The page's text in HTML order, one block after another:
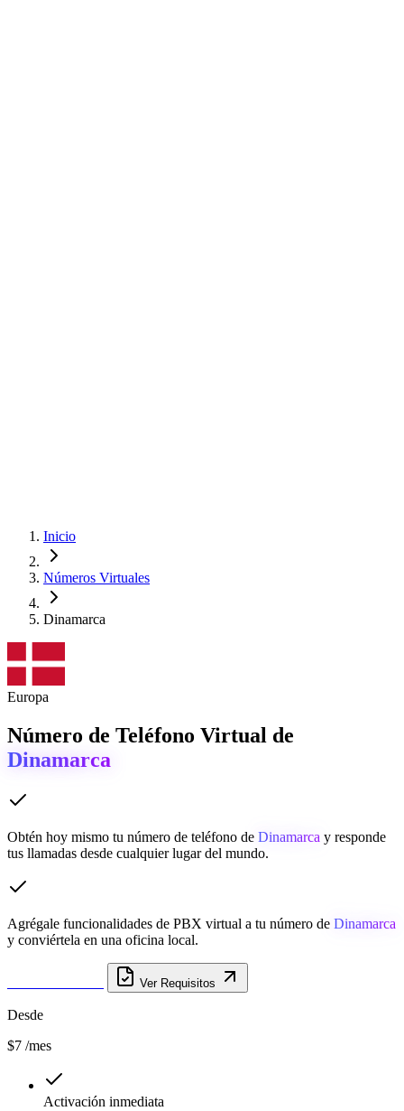
Inicio
Números Virtuales
Dinamarca
Europa
Número de Teléfono Virtual de
Dinamarca
Obtén hoy mismo tu número de teléfono de Dinamarca y responde
tus llamadas desde cualquier lugar del mundo.
Agrégale funcionalidades de PBX virtual a tu número de Dinamarca
y conviértela en una oficina local.
Ver Requisitos
Desde
$7 /mes
Activación inmediata